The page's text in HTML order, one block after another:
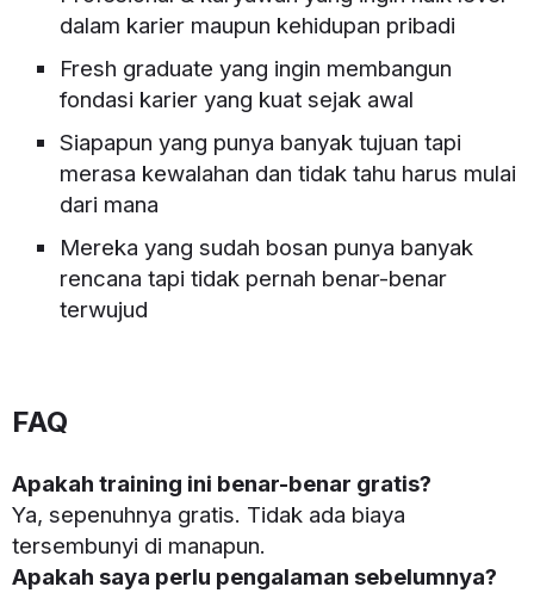
dalam karier maupun kehidupan pribadi
Fresh graduate yang ingin membangun
fondasi karier yang kuat sejak awal
Siapapun yang punya banyak tujuan tapi
merasa kewalahan dan tidak tahu harus mulai
dari mana
Mereka yang sudah bosan punya banyak
rencana tapi tidak pernah benar-benar
terwujud
FAQ
Apakah training ini benar-benar gratis?
Ya, sepenuhnya gratis. Tidak ada biaya
tersembunyi di manapun.
Apakah saya perlu pengalaman sebelumnya?